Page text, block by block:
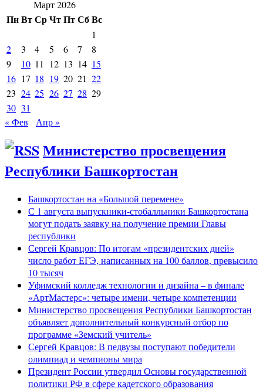
Март 2026
ПнВтСрЧтПтСбВс
1
2
3 4 5 6 7
8
9
10 11 12 13 14 15
16 17 18 19 20 21 22
23 24 25 26 27 28 29
30 31
« Фев
Апр »
Министерство просвещения
Республики Башкортостан
Башкортостан на «Большой перемене»
С 1 августа выпускники-стобалльники Башкортостана
могут подать заявку на получение премии Главы
республики
Сергей Кравцов: По итогам «президентских дней»
число работ ЕГЭ, написанных на 100 баллов, превысило
10 тысяч
Уфимский колледж технологии и дизайна – в финале
«АртМастерс»: четыре имени, четыре компетенции
Министерство просвещения Республики Башкортостан
объявляет дополнительный конкурсный отбор по
программе «Земский учитель»
Сергей Кравцов: В педвузы поступают победители
олимпиад и чемпионы мира
Президент России утвердил Основы государственной
политики РФ в сфере кадетского образования